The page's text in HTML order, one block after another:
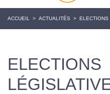
ACCUEIL > ACTUALITÉS > ELECTIONS
ELECTIONS